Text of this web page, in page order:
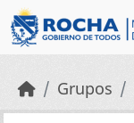
Skip to main content
Grupos